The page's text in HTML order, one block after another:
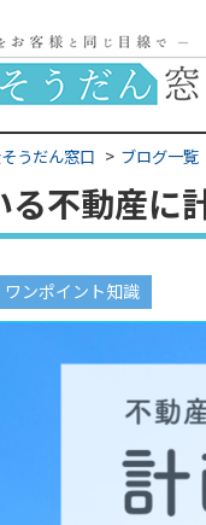
うだん窓口 ブログ一覧
る不動産に
ワンポイント知識